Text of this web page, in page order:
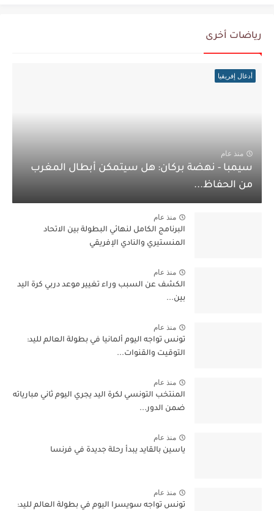
رياضات أخرى
أدغال إفريقيا
منذ عام
سيمبا - نهضة بركان: هل سيتمكن أبطال المغرب
من الحفاظ...
منذ عام
البرنامج الكامل لنهائي البطولة بين الاتحاد
المنستيري والنادي الإفريقي
منذ عام
الكشف عن السبب وراء تغيير موعد دربي كرة اليد
بين...
منذ عام
تونس تواجه اليوم ألمانيا في بطولة العالم لليد:
التوقيت والقنوات...
منذ عام
المنتخب التونسي لكرة اليد يجري اليوم ثاني مبارياته
ضمن الدور...
منذ عام
ياسين بالقايد يبدأ رحلة جديدة في فرنسا
منذ عام
تونس تواجه سويسرا اليوم في بطولة العالم لليد: